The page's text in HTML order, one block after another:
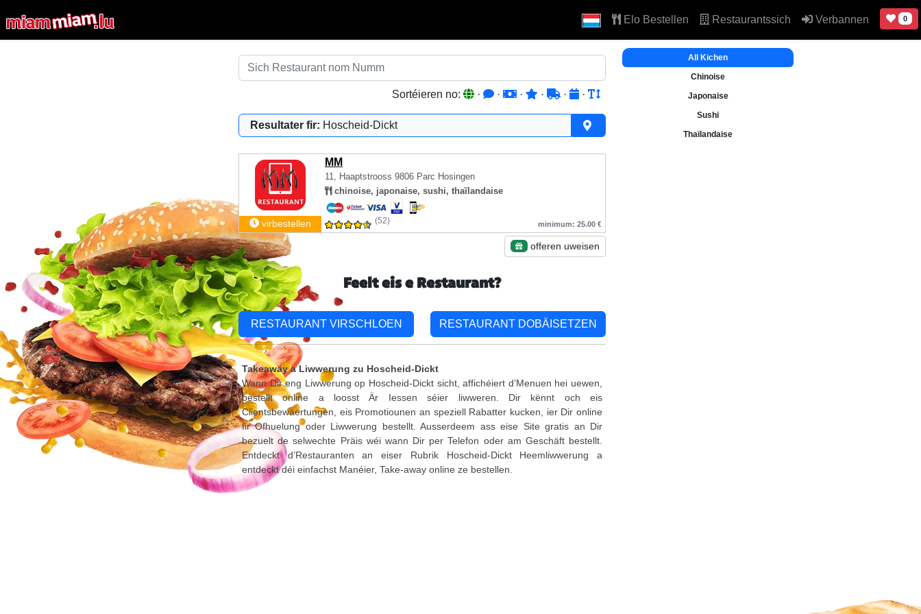
Elo Bestellen Restaurantssich Verbannen 0
Sortéieren no: · · · · · ·
Resultater fir: Hoscheid-Dickt
MM
11, Haaptstrooss 9806 Parc Hosingen
chinoise, japonaise, sushi, thaïlandaise
virbestellen (52) minimum: 25.00 €
offeren uweisen
All Kichen
Chinoise
Japonaise
Sushi
Thaïlandaise
Feelt eis e Restaurant?
RESTAURANT VIRSCHLOEN RESTAURANT DOBÄISETZEN
Takeaway a Liwwerung zu Hoscheid-Dickt
Wann Dir eng Liwwerung op Hoscheid-Dickt sicht, affichéiert d’Menuen hei uewen,
bestellt online a loosst Är Iessen séier liwweren. Dir kënnt och eis
Clientsbewäertungen, eis Promotiounen an speziell Rabatter kucken, ier Dir online
fir Ofhuelung oder Liwwerung bestellt. Ausserdeem ass eise Site gratis an Dir
bezuelt de selwechte Präis wéi wann Dir per Telefon oder am Geschäft bestellt.
Entdeckt d’Restauranten an eiser Rubrik Hoscheid-Dickt Heemliwwerung a
entdeckt déi einfachst Manéier, Take-away online ze bestellen.